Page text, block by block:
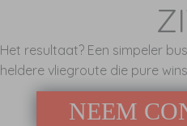
Het resultaat? Een simpeler
heldere vliegroute die pure
NEEM